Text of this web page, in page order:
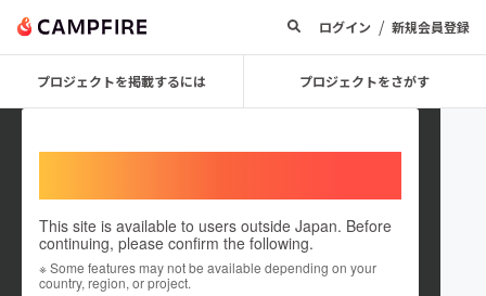
ログイン / 新規会員登録
プロジェクトを掲載するには プロジェクトをさがす
This site is available to users outside Japan. Before
continuing, please confirm the following.
※ Some features may not be available depending on your
country, region, or project.
kuise channel